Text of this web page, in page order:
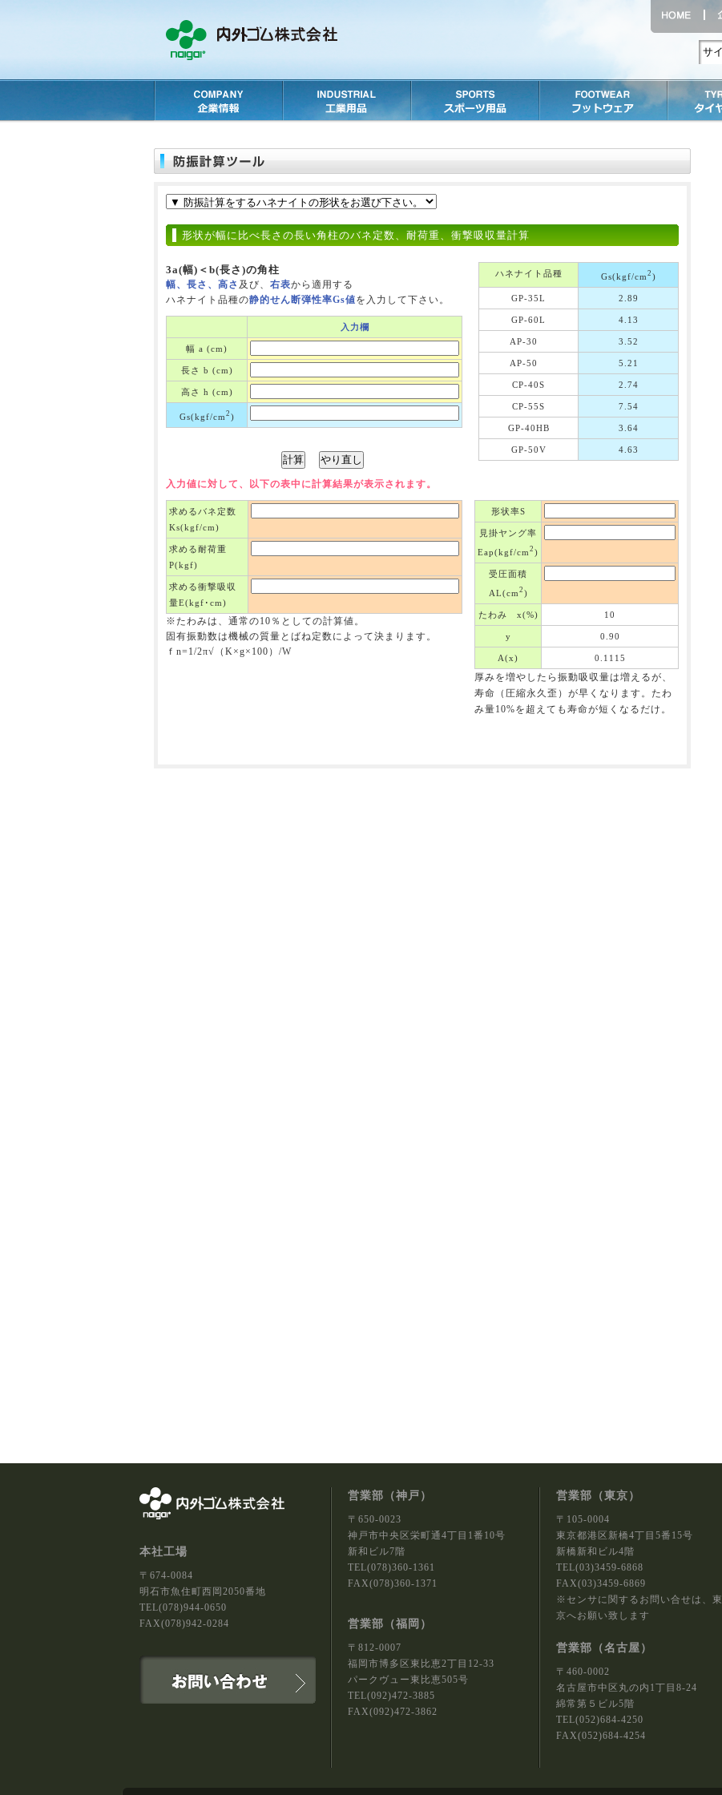
形状が幅に比べ長さの長い角柱のバネ定数、耐荷重、衝撃吸収量計算
3a(幅)＜b(長さ)の角柱 ハネナイト品種 Gs(kgf/cm 2 )
GP-35L 2.89
GP-60L 4.13
AP-30 3.52
AP-50 5.21
CP-40S 2.74
CP-55S 7.54
GP-40HB 3.64
GP-50V 4.63
幅、長さ、高さ 及び、 右表から適用する
ハネナイト品種の静的せん断弾性率Gs値を入力して下さい。
入力欄
幅 a (cm)
長さ b (cm)
高さ h (cm)
Gs(kgf/cm 2 )
入力値に対して、以下の表中に計算結果が表示されます。
形状率S
見掛ヤング率
Eap(kgf/cm 2 )
受圧面積
AL(cm 2 )
たわみ x(%) 10
y 0.90
A(x) 0.1115
厚みを増やしたら振動吸収量は増えるが、
寿命（圧縮永久歪）が早くなります。たわ
み量10%を超えても寿命が短くなるだけ。
求めるバネ定数
Ks(kgf/cm)
求める耐荷重
P(kgf)
求める衝撃吸収
量E(kgf･cm)
※たわみは、通常の10％としての計算値。
固有振動数は機械の質量とばね定数によって決まります。
ｆn=1/2π√（K×g×100）/W
本社工場
〒674-0084
明石市魚住町西岡2050番地
TEL(078)944-0650
FAX(078)942-0284
営業部（神戸）
〒650-0023
神戸市中央区栄町通4丁目1番10号
新和ビル7階
TEL(078)360-1361
FAX(078)360-1371
営業部（福岡）
〒812-0007
福岡市博多区東比恵2丁目12-33
パークヴュー東比恵505号
TEL(092)472-3885
FAX(092)472-3862
営業部（東京）
〒105-0004
東京都港区新橋4丁目5番15号
新橋新和ビル4階
TEL(03)3459-6868
FAX(03)3459-6869
※センサに関するお問い合せは、東
京へお願い致します
営業部（名古屋）
〒460-0002
名古屋市中区丸の内1丁目8-24
綿常第５ビル5階
TEL(052)684-4250
FAX(052)684-4254